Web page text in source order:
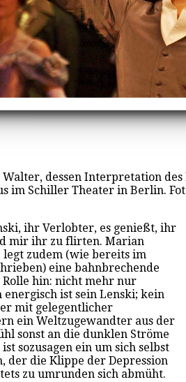
dessen Interpretation
im Schiller Theater in Berlin.
ihr Verlobter, es genießt, ihr
mir ihr zu flirten. Marian
zudem (wie bereits im
eine bahnbrechende
hin: nicht mehr nur
energisch ist sein Lenski; kein
mit gelegentlicher
ein Weltzugewandter aus der
sonst an die dunklen Ströme
sozusagen ein um sich selbst
der die Klippe der Depression
zu umrunden sich abmüht.